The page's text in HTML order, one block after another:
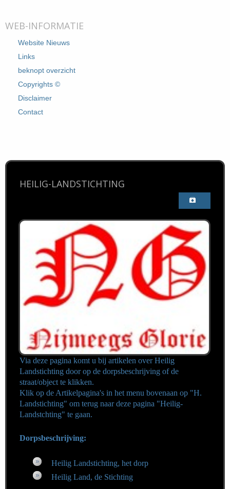
WEB-INFORMATIE
Website Nieuws
Links
beknopt overzicht
Copyrights ©
Disclaimer
Contact
HEILIG-LANDSTICHTING
Via deze pagina komt u bij artikelen over Heilig
Landstichting door op de dorpsbeschrijving of de
straat/object te klikken.
Klik op de Artikelpagina's in het menu bovenaan op "H.
Landstichting" om terug naar deze pagina "Heilig-
Landstchting" te gaan.
Dorpsbeschrijving:
Heilig Landstichting, het dorp
Heilig Land, de Stichting